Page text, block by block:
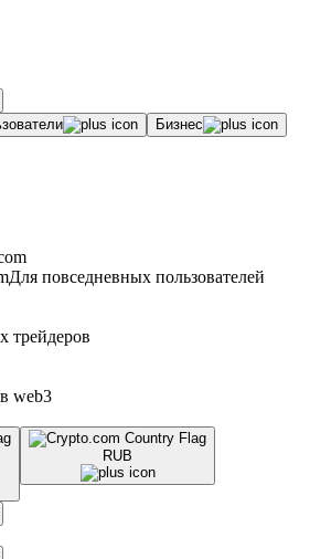
Бизнес
Для повседневных пользователей
трейдеров
web3
RUB